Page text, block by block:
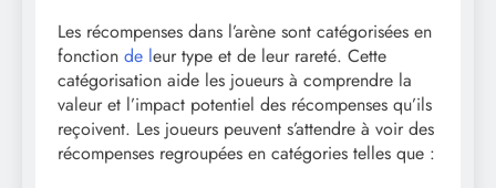
Les récompenses dans l’arène sont catégorisées en
fonction de leur type et de leur rareté. Cette
catégorisation aide les joueurs à comprendre la
valeur et l’impact potentiel des récompenses qu’ils
reçoivent. Les joueurs peuvent s’attendre à voir des
récompenses regroupées en catégories telles que :